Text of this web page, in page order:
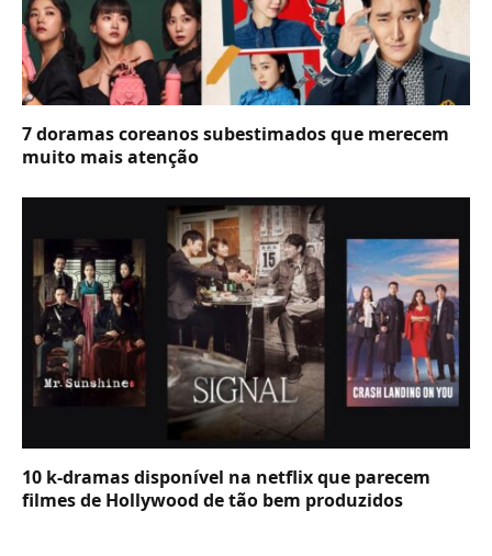
7 doramas coreanos subestimados que merecem
muito mais atenção
10 k-dramas disponível na netflix que parecem
filmes de Hollywood de tão bem produzidos